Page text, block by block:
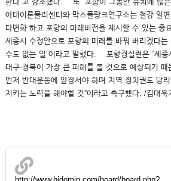
아태이론물리센터와 막스플랑크연구소는 철강 일
다변화 하고 포항의 미래비전을 제시할 수 있는 중
세종시 수정안으로 포항의 미래를 바꿔 버리겠다
수도 없는 일”이라고 말했다. 포항경실련은 “세종
대구·경북이 가장 큰 피해를 볼 것으로 예상되기 때
먼저 반대운동에 앞장서야 하며 지역 정치권도 당
지키는 노력을 해야할 것”이라고 촉구했다. /김대